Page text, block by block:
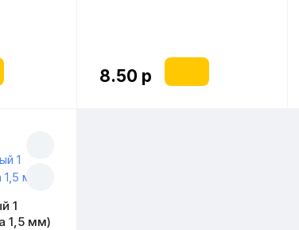
8.50 р
1
1,5 мм)